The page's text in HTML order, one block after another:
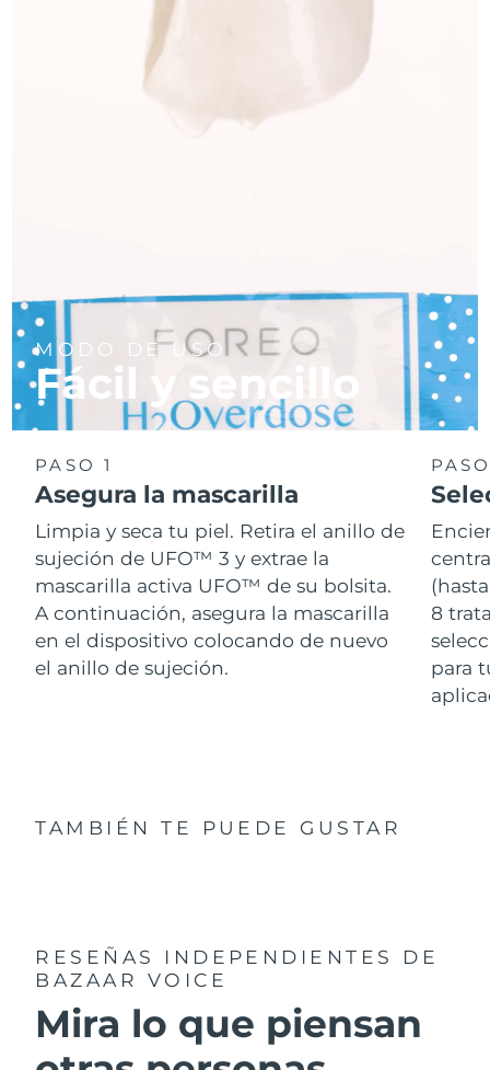
MODO DE USO
Fácil y sencillo
PASO 1
Asegura la mascarilla
Limpia y seca tu piel. Retira el anillo de
sujeción de UFO™ 3 y extrae la
mascarilla activa UFO™ de su bolsita.
A continuación, asegura la mascarilla
en el dispositivo colocando de nuevo
el anillo de sujeción.
8
para
TAMBIÉN TE PUEDE GUSTAR
RESEÑAS INDEPENDIENTES
DE
BAZAAR VOICE
Mira lo que piensan